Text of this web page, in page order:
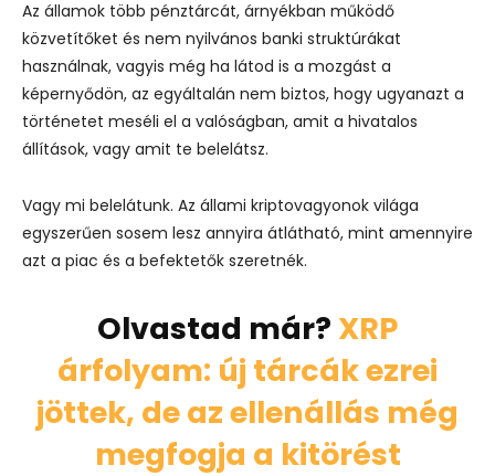
Az államok több pénztárcát, árnyékban működő
közvetítőket és nem nyilvános banki struktúrákat
használnak, vagyis még ha látod is a mozgást a
képernyődön, az egyáltalán nem biztos, hogy ugyanazt a
történetet meséli el a valóságban, amit a hivatalos
állítások, vagy amit te belelátsz.
Vagy mi belelátunk. Az állami kriptovagyonok világa
egyszerűen sosem lesz annyira átlátható, mint amennyire
azt a piac és a befektetők szeretnék.
Olvastad már? XRP
árfolyam: új tárcák ezrei
jöttek, de az ellenállás még
megfogja a kitörést